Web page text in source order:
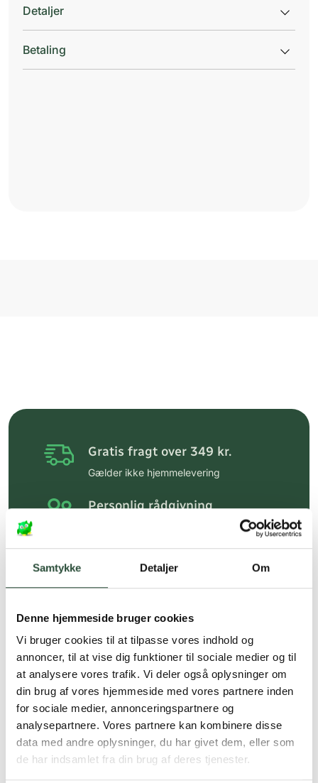
Samtykke Detaljer Om
Denne hjemmeside bruger cookies
Vi bruger cookies til at tilpasse vores indhold og
annoncer, til at vise dig funktioner til sociale medier og til
at analysere vores trafik. Vi deler også oplysninger om
din brug af vores hjemmeside med vores partnere inden
for sociale medier, annonceringspartnere og
analysepartnere. Vores partnere kan kombinere disse
data med andre oplysninger, du har givet dem, eller som
de har indsamlet fra din brug af deres tjenester.
Detaljer
Betaling
Gratis fragt over 349 kr.
Gælder ikke hjemmelevering
Personlig rådgivning
Hurtig levering (30 min. i Kbh)
Faste lave priser*
*Gælder ikke ernæringsprodukter.
Stort udvalg af kendte
produkter
Vi tilbyder et stort udvalg af kendte
cremer, vitaminer og andre spændende
produkter – altid til fast lav pris.
Læs mere om Uglecare.dk her